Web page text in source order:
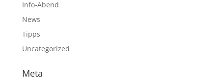
Info-Abend
News
Tipps
Uncategorized
Meta